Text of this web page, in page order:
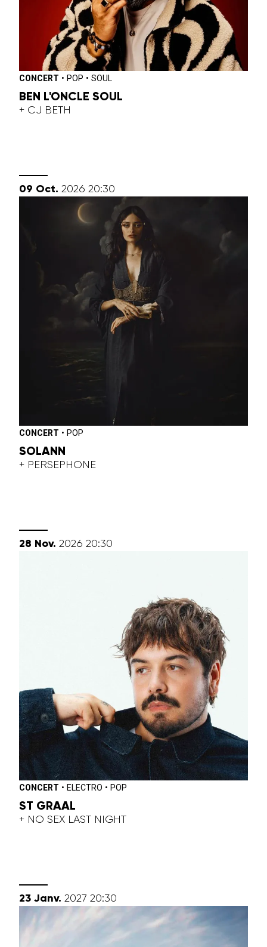
CONCERT • POP • SOUL
BEN L'ONCLE SOUL
+ CJ BETH
09 octobre
Oct. 2026 20:30
CONCERT • POP
SOLANN
+ PERSEPHONE
28 novembre
Nov. 2026 20:30
CONCERT • ELECTRO • POP
ST GRAAL
+ NO SEX LAST NIGHT
23 janvier
Janv. 2027 20:30